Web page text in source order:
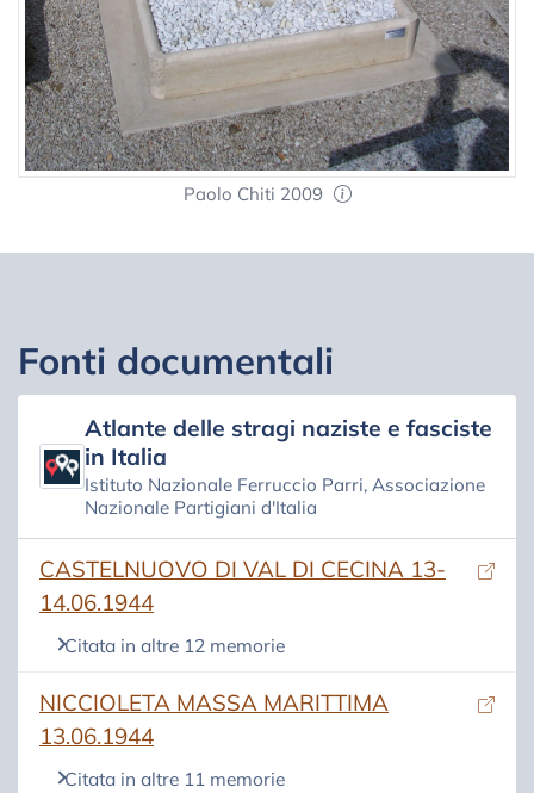
Paolo Chiti 2009
Fonti documentali
Atlante delle stragi naziste e fasciste
in Italia
Istituto Nazionale Ferruccio Parri, Associazione
Nazionale Partigiani d'Italia
CASTELNUOVO DI VAL DI CECINA 13-
14.06.1944
(si apre in una nuova scheda)
Citata in altre 12 memorie
NICCIOLETA MASSA MARITTIMA
13.06.1944
(si apre in una nuova scheda)
Citata in altre 11 memorie